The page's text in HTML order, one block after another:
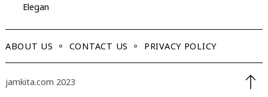
Elegan
ABOUT US CONTACT US PRIVACY POLICY
jamkita.com 2023